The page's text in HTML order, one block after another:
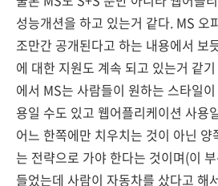
성능개션을 하고 있는거 같다. MS 오
조만간 공개된다고 하는 내용에서 보
에 대한 지원도 계속 되고 있는거 같
에서 MS는 사람들이 원하는 스타일
용일 수도 있고 웹어플리케이션 사용
어느 한쪽에만 치우치는 것이 아닌 양
는 전략으로 가야 한다는 것이며(이
들었는데 사람이 자동차를 샀다고 해